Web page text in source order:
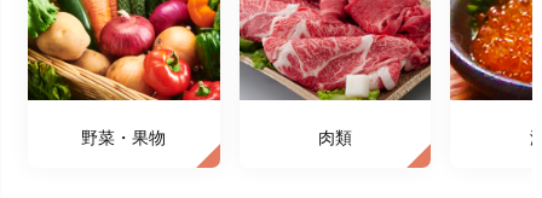
野菜・果物 肉類